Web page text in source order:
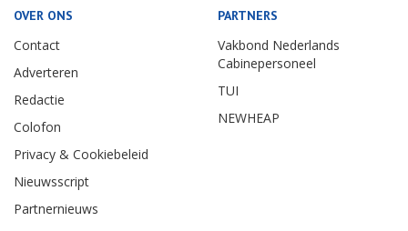
OVER ONS
Contact
Adverteren
Redactie
Colofon
Privacy & Cookiebeleid
Nieuwsscript
Partnernieuws
PARTNERS
Vakbond Nederlands
Cabinepersoneel
TUI
NEWHEAP